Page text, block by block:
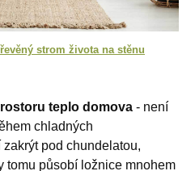
strom života na stěnu
teplo domova - není
chladných
pod chundelatou,
tomu působí ložnice mnohem